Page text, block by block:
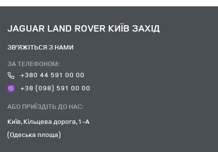
JAGUAR LAND ROVER КИЇВ ЗАХІД
ЗВ’ЯЖІТЬСЯ З НАМИ
ЗА ТЕЛЕФОНОМ:
+380 44 591 00 00
+38 (098) 591 00 00
АБО ПРИЇЗДІТЬ ДО НАС:
Київ, Кільцева дорога, 1-А
(Одеська площа)